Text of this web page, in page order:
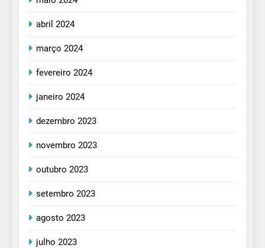
abril 2024
março 2024
fevereiro 2024
janeiro 2024
dezembro 2023
novembro 2023
outubro 2023
setembro 2023
agosto 2023
julho 2023